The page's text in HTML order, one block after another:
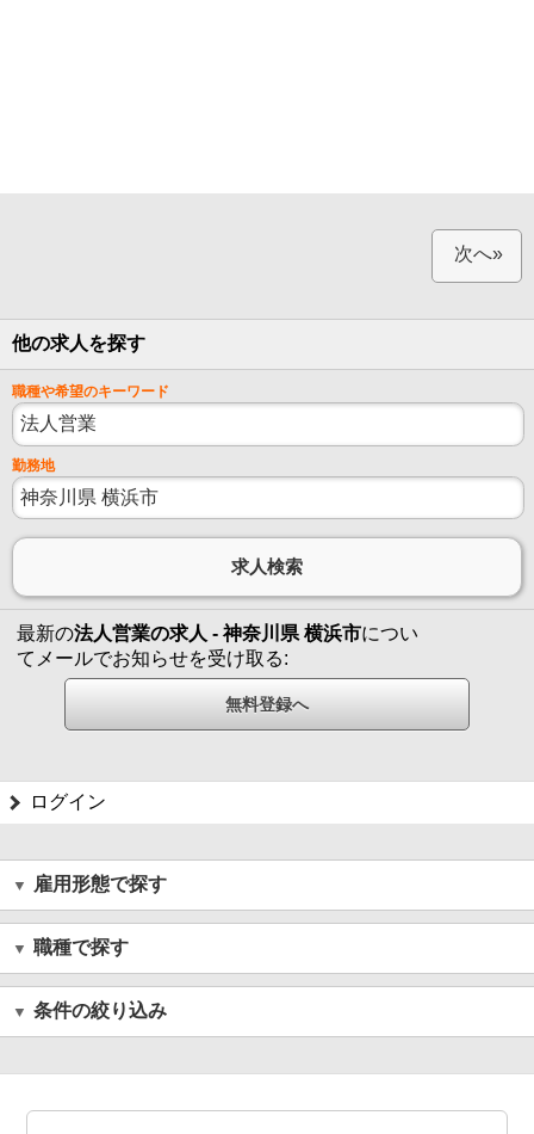
次へ»
他の求人を探す
職種や希望のキーワード
勤務地
最新の法人営業の求人 - 神奈川県 横浜市につい
てメールでお知らせを受け取る:
ログイン
雇用形態で探す
職種で探す
条件の絞り込み